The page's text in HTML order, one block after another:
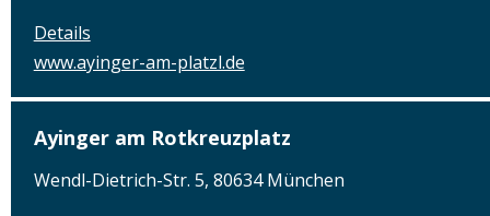
Details
www.ayinger-am-platzl.de
Ayinger am Rotkreuzplatz
Wendl-Dietrich-Str. 5, 80634 München